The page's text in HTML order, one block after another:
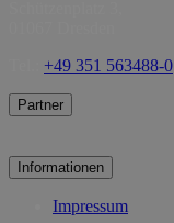
+49 351 563488-0
Partner
Informationen
Impressum